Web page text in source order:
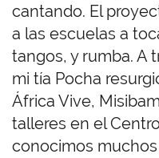
cantando. El
a las escuelas a
tangos, y rumba. A
mi tía Pocha
África Vive,
talleres en el
conocimos